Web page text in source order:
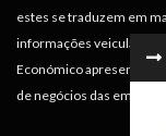
estes se traduzem em
informações veiculadas
Económico apresenta
de negócios das empresas.